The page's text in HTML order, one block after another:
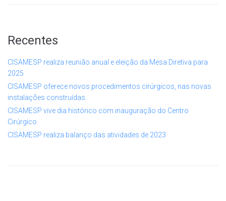
Recentes
CISAMESP realiza reunião anual e eleição da Mesa Diretiva para
2025
CISAMESP oferece novos procedimentos cirúrgicos, nas novas
instalações construídas.
CISAMESP vive dia histórico com inauguração do Centro
Cirúrgico
CISAMESP realiza balanço das atividades de 2023